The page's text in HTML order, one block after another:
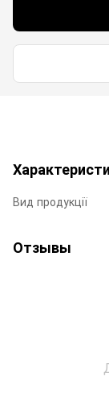
Вид продукції
Отзывы